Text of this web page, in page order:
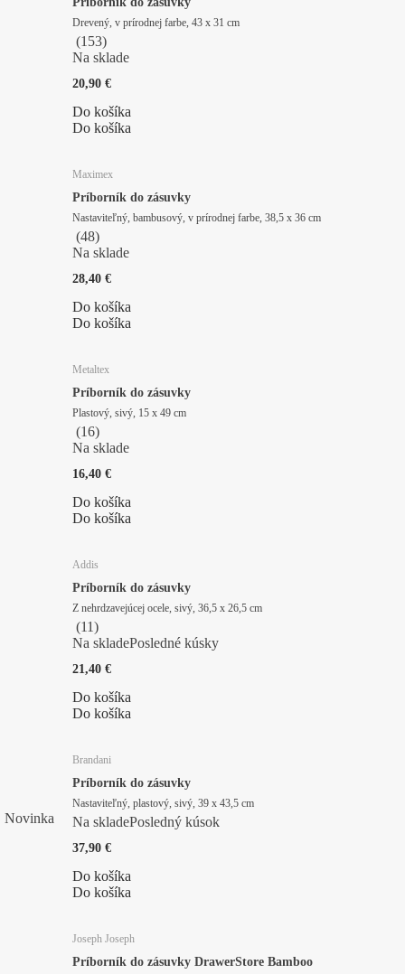
Drevený, v prírodnej farbe, 43 x 31 cm
(153)
Na sklade
20,90 €
Do košíka
Do košíka
Maximex
Príborník do zásuvky
Nastaviteľný, bambusový, v prírodnej farbe, 38,5 x 36 cm
(48)
Na sklade
28,40 €
Do košíka
Do košíka
Metaltex
Príborník do zásuvky
Plastový, sivý, 15 x 49 cm
(16)
Na sklade
16,40 €
Do košíka
Do košíka
Addis
Príborník do zásuvky
Z nehrdzavejúcej ocele, sivý, 36,5 x 26,5 cm
(11)
Na skladePosledné kúsky
21,40 €
Do košíka
Do košíka
Novinka
Brandani
Príborník do zásuvky
Nastaviteľný, plastový, sivý, 39 x 43,5 cm
Na skladePosledný kúsok
37,90 €
Do košíka
Do košíka
Joseph Joseph
Príborník do zásuvky DrawerStore Bamboo